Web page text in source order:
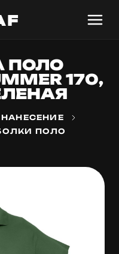
ПОЛО
170,
ПОЛО